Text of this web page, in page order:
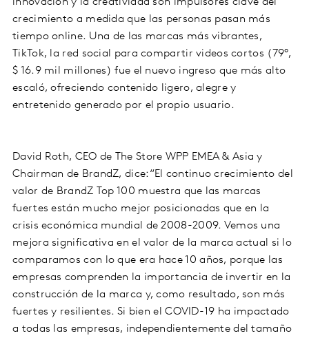
crecimiento a medida que las personas pasan más
tiempo online. Una de las marcas más vibrantes,
TikTok, la red social para compartir videos cortos (79°,
$ 16.9 mil millones) fue el nuevo ingreso que más alto
escaló, ofreciendo contenido ligero, alegre y
entretenido generado por el propio usuario.
David Roth, CEO de The Store WPP EMEA & Asia y
Chairman de BrandZ, dice:“El continuo crecimiento del
valor de BrandZ Top 100 muestra que las marcas
fuertes están mucho mejor posicionadas que en la
crisis económica mundial de 2008-2009. Vemos una
mejora significativa en el valor de la marca actual si lo
comparamos con lo que era hace 10 años, porque las
empresas comprenden la importancia de invertir en la
construcción de la marca y, como resultado, son más
fuertes y resilientes. Si bien el COVID-19 ha impactado
a todas las empresas, independientemente del tamaño